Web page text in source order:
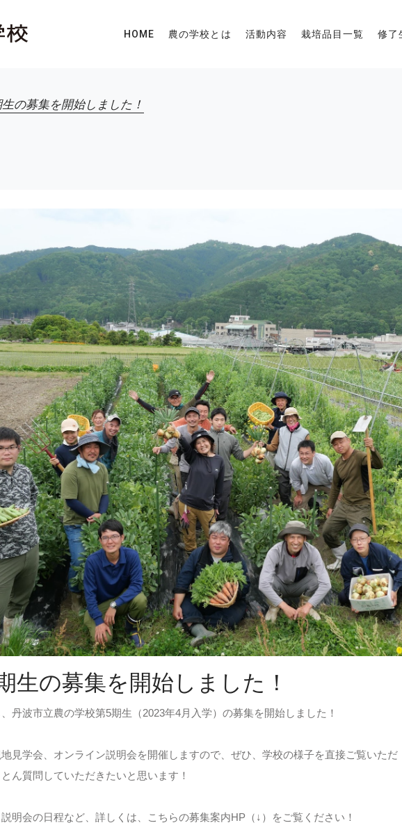
HOME 農の学校とは 活動内容 栽培品目一覧 修了
生の募集を開始しました！
生の募集を開始しました！
丹波市立農の学校第5期生（2023年4月入学）の募集を開始しました！
見学会、オンライン説明会を開催しますので、ぜひ、学校の様子を直接ご覧いただ
ん質問していただきたいと思います！
説明会の日程など、詳しくは、こちらの募集案内HP（↓）をご覧ください！